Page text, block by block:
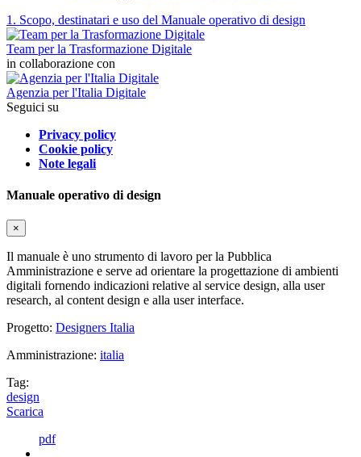
1. Scopo, destinatari e uso del Manuale operativo di design
Team per la Trasformazione Digitale
in collaborazione con
Agenzia per l'Italia Digitale
Seguici su
Privacy policy
Cookie policy
Note legali
Manuale operativo di design
×
Il manuale è uno strumento di lavoro per la Pubblica
Amministrazione e serve ad orientare la progettazione di ambienti
digitali fornendo indicazioni relative al service design, alla user
research, al content design e alla user interface.
Progetto: Designers Italia
Amministrazione: italia
Tag:
design
Scarica
pdf